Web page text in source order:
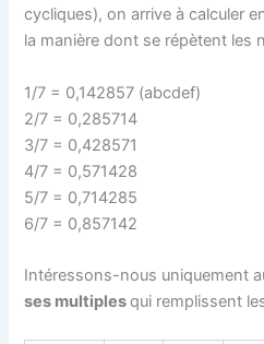
cycliques), on arrive à calculer
la manière dont se répètent les
1/7 = 0,142857 (abcdef)
2/7 = 0,285714
3/7 = 0,428571
4/7 = 0,571428
5/7 = 0,714285
6/7 = 0,857142
Intéressons-nous uniquement
ses multiplesqui remplissent